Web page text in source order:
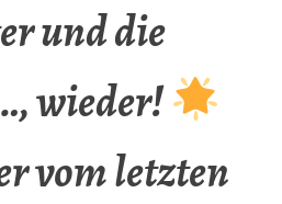
und die
wieder!
vom letzten